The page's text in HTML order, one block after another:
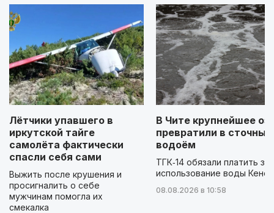
Лётчики упавшего в
иркутской тайге
самолёта фактически
спасли себя сами
Выжить после крушения и
просигналить о себе
мужчинам помогла их
смекалка
В Чите крупнейшее
превратили в сточный
водоём
ТГК‑14 обязали платить за
использование воды
08.08.2026 в 10:58